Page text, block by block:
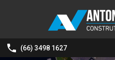
(66) 3498 1627